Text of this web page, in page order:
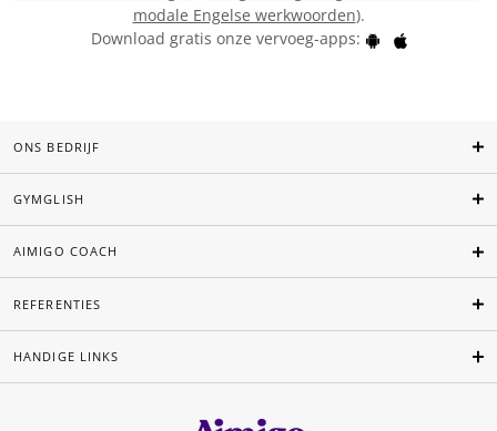
modale Engelse werkwoorden).
Download gratis onze vervoeg-apps:
ONS BEDRIJF
GYMGLISH
AIMIGO COACH
REFERENTIES
HANDIGE LINKS